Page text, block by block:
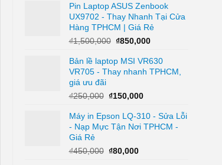
là:
₫700,000.
tại
là:
₫300,000.
Pin Laptop ASUS Zenbook
UX9702 - Thay Nhanh Tại Cửa
Hàng TPHCM | Giá Rẻ
₫1,500,000 Giá
là:
₫1,500,000.
₫850,000Giá
tại
là:
Bản lề laptop MSI VR630
VR705 - Thay nhanh TPHCM,
giá ưu đãi
₫250,000 Giá
là:
₫250,000.
₫150,000Giá
tại
là:
Máy in Epson LQ-310 - Sửa Lỗi
- Nạp Mực Tận Nơi TPHCM -
Giá Rẻ
₫450,000 Giá
₫80,000Giá